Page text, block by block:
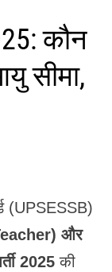
कौन
सीमा,
(UPSESSB)
और
2025की